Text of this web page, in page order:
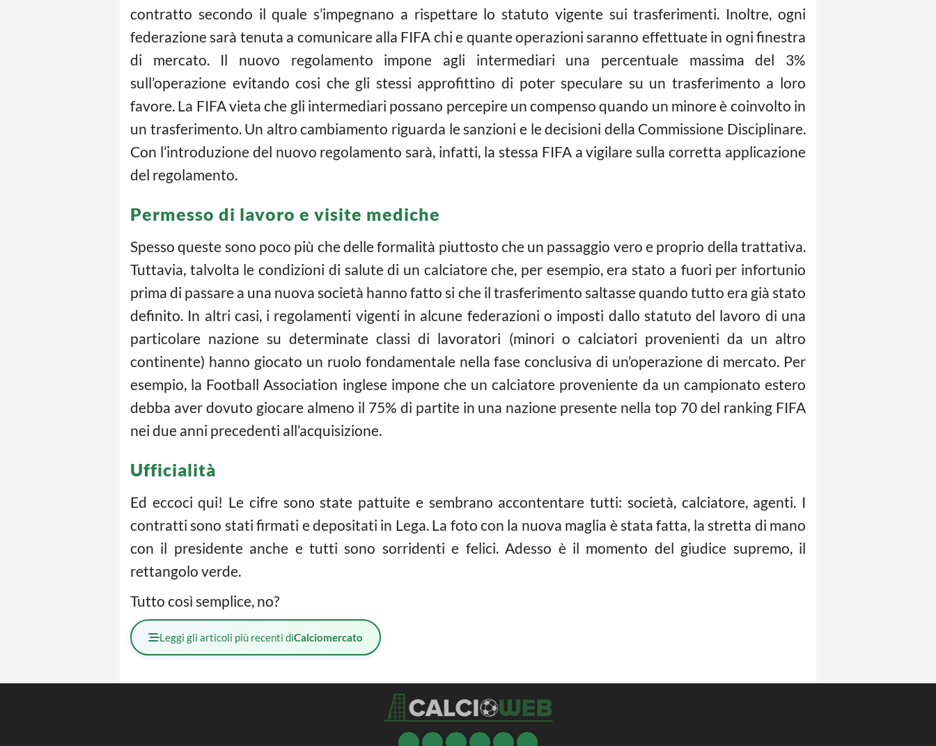
contratto secondo il quale s’impegnano a rispettare lo statuto vigente sui trasferimenti. Inoltre, ogni
federazione sarà tenuta a comunicare alla FIFA chi e quante operazioni saranno effettuate in ogni finestra
di mercato. Il nuovo regolamento impone agli intermediari una percentuale massima del 3%
sull’operazione evitando cosi che gli stessi approfittino di poter speculare su un trasferimento a loro
favore. La FIFA vieta che gli intermediari possano percepire un compenso quando un minore è coinvolto in
un trasferimento. Un altro cambiamento riguarda le sanzioni e le decisioni della Commissione Disciplinare.
Con l’introduzione del nuovo regolamento sarà, infatti, la stessa FIFA a vigilare sulla corretta applicazione
del regolamento.
Permesso di lavoro e visite mediche
Spesso queste sono poco più che delle formalità piuttosto che un passaggio vero e proprio della trattativa.
Tuttavia, talvolta le condizioni di salute di un calciatore che, per esempio, era stato a fuori per infortunio
prima di passare a una nuova società hanno fatto si che il trasferimento saltasse quando tutto era già stato
definito. In altri casi, i regolamenti vigenti in alcune federazioni o imposti dallo statuto del lavoro di una
particolare nazione su determinate classi di lavoratori (minori o calciatori provenienti da un altro
continente) hanno giocato un ruolo fondamentale nella fase conclusiva di un’operazione di mercato. Per
esempio, la Football Association inglese impone che un calciatore proveniente da un campionato estero
debba aver dovuto giocare almeno il 75% di partite in una nazione presente nella top 70 del ranking FIFA
nei due anni precedenti all’acquisizione.
Ufficialità
Ed eccoci qui! Le cifre sono state pattuite e sembrano accontentare tutti: società, calciatore, agenti. I
contratti sono stati firmati e depositati in Lega. La foto con la nuova maglia è stata fatta, la stretta di mano
con il presidente anche e tutti sono sorridenti e felici. Adesso è il momento del giudice supremo, il
rettangolo verde.
Tutto così semplice, no?
Leggi gli articoli più recenti diCalciomercato